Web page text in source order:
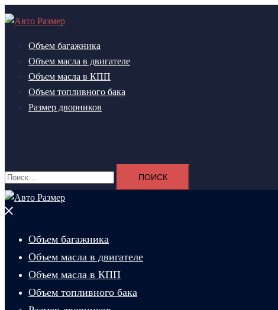
Перейти
содержимому
Объем багажника
Объем масла в двигателе
Объем масла в КПП
Объем топливного бака
Размер дворников
Найти:
Закрыть
Объем багажника
Объем масла в двигателе
Объем масла в КПП
Объем топливного бака